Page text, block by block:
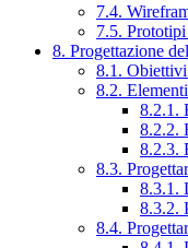
7.4.
7.5.
8. Progettazione
8.1. Obiettivi
8.2.
8.2.1.
8.2.2.
8.2.3.
8.3.
8.3.1.
8.3.2.
8.4.